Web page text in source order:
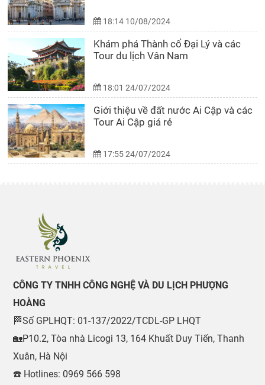
18:14 10/08/2024
Khám phá Thành cổ Đại Lý và các
Tour du lịch Vân Nam
18:01 24/07/2024
Giới thiệu về đất nước Ai Cập và các
Tour Ai Cập giá rẻ
17:55 24/07/2024
CÔNG TY TNHH CÔNG NGHỆ VÀ DU LỊCH PHƯỢNG
HOÀNG
🏁Số GPLHQT: 01-137/2022/TCDL-GP LHQT
🏡P10.2, Tòa nhà Licogi 13, 164 Khuất Duy Tiến, Thanh
Xuân, Hà Nội
☎️ Hotlines: 0969 566 598